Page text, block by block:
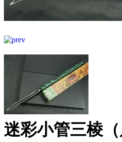
迷彩小管三棱（